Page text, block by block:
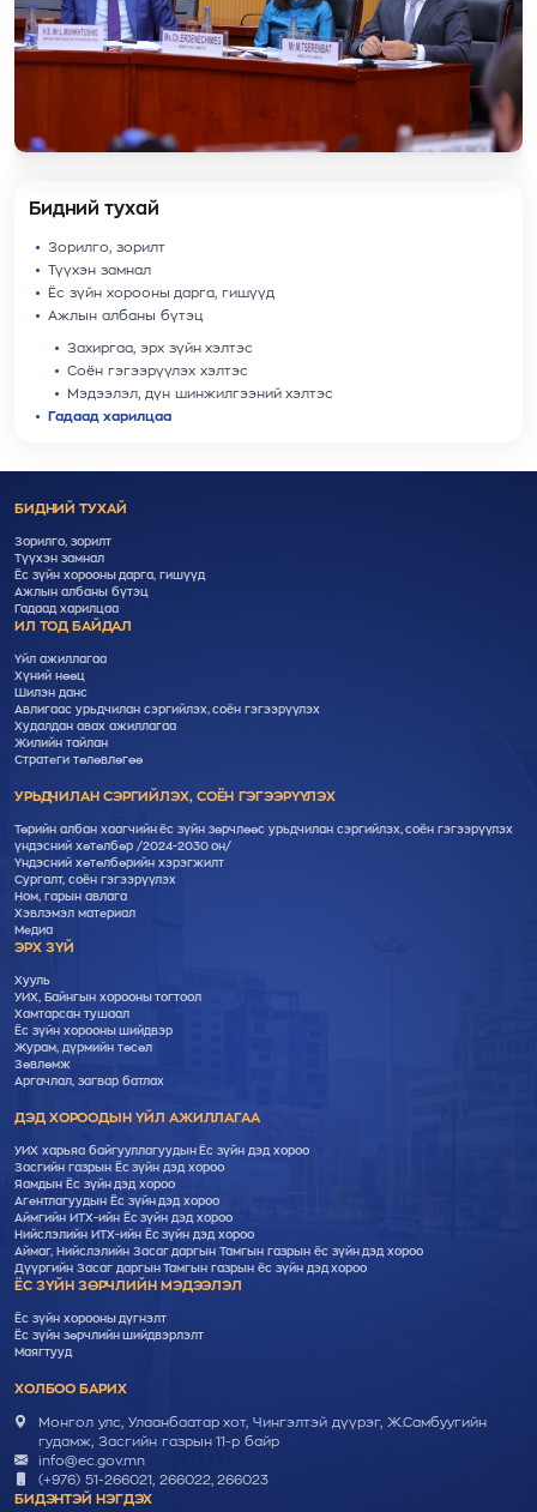
Бидний тухай
Зорилго, зорилт
Түүхэн замнал
Ёс зүйн хорооны дарга, гишүүд
Ажлын албаны бүтэц
Захиргаа, эрх зүйн хэлтэс
Соён гэгээрүүлэх хэлтэс
Мэдээлэл, дүн шинжилгээний хэлтэс
Гадаад харилцаа
БИДНИЙ ТУХАЙ
Зорилго, зорилт
Түүхэн замнал
Ёс зүйн хорооны дарга, гишүүд
Ажлын албаны бүтэц
Гадаад харилцаа
ИЛ ТОД БАЙДАЛ
Үйл ажиллагаа
Хүний нөөц
Шилэн данс
Авлигаас урьдчилан сэргийлэх, соён гэгээрүүлэх
Худалдан авах ажиллагаа
Жилийн тайлан
Стратеги төлөвлөгөө
УРЬДЧИЛАН СЭРГИЙЛЭХ, СОЁН ГЭГЭЭРҮҮЛЭХ
Төрийн албан хаагчийн ёс зүйн зөрчлөөс урьдчилан сэргийлэх, соён гэгээрүүлэх
үндэсний хөтөлбөр /2024-2030 он/
Үндэсний хөтөлбөрийн хэрэгжилт
Cургалт, cоён гэгээрүүлэх
Ном, гарын авлага
Хэвлэмэл материал
Медиа
ЭРХ ЗҮЙ
Хууль
УИХ, Байнгын хорооны тогтоол
Хамтарсан тушаал
Ёс зүйн хорооны шийдвэр
Журам, дүрмийн төсөл
Зөвлөмж
Аргачлал, загвар батлах
ДЭД ХОРООДЫН ҮЙЛ АЖИЛЛАГАА
УИХ харьяа байгууллагуудын Ёс зүйн дэд хороо
Засгийн газрын Ёс зүйн дэд хороо
Яамдын Ёс зүйн дэд хороо
Агентлагуудын Ёс зүйн дэд хороо
Аймгийн ИТХ-ийн Ёс зүйн дэд хороо
Нийслэлийн ИТХ-ийн Ёс зүйн дэд хороо
Аймаг, Нийслэлийн Засаг даргын Тамгын газрын ёс зүйн дэд хороо
Дүүргийн Засаг даргын Тамгын газрын ёс зүйн дэд хороо
ЁС ЗҮЙН ЗӨРЧЛИЙН МЭДЭЭЛЭЛ
Ёс зүйн хорооны дүгнэлт
Ёс зүйн зөрчлийн шийдвэрлэлт
Маягтууд
ХОЛБОО БАРИХ
Монгол улс, Улаанбаатар хот, Чингэлтэй дүүрэг, Ж.Самбуугийн
гудамж, Засгийн газрын 11-р байр
info@ec.gov.mn
(+976) 51-266021, 266022, 266023
БИДЭНТЭЙ НЭГДЭХ